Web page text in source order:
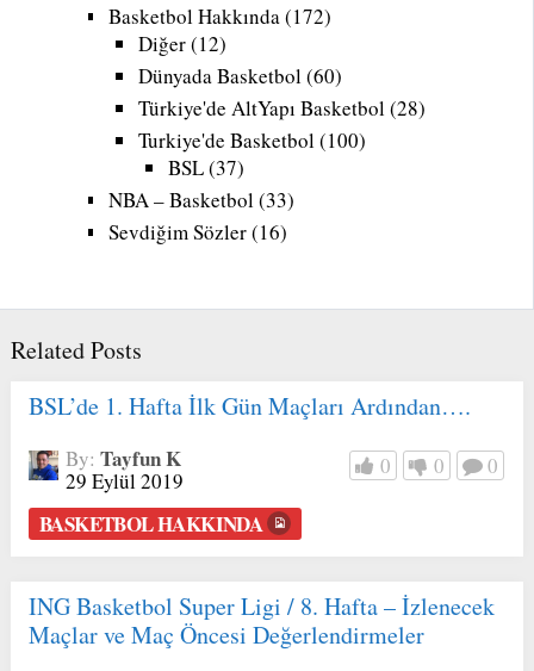
Basketbol Hakkında(172)
Diğer(12)
Dünyada Basketbol(60)
Türkiye'de AltYapı Basketbol(28)
Turkiye'de Basketbol(100)
BSL(37)
NBA – Basketbol(33)
Sevdiğim Sözler(16)
Related Posts
BSL’de 1. Hafta İlk Gün Maçları Ardından….
By: Tayfun K
29 Eylül 2019
0 0 0
BASKETBOL HAKKINDA
ING Basketbol Super Ligi / 8. Hafta – İzlenecek
Maçlar ve Maç Öncesi Değerlendirmeler